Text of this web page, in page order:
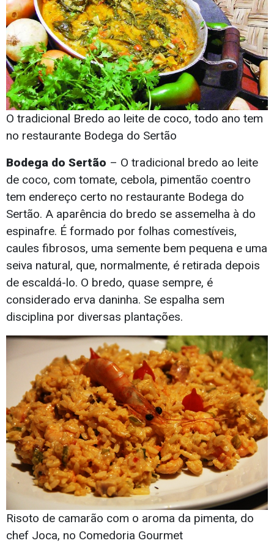
O tradicional Bredo ao leite de coco, todo ano tem
no restaurante Bodega do Sertão
Bodega do Sertão – O tradicional bredo ao leite
de coco, com tomate, cebola, pimentão coentro
tem endereço certo no restaurante Bodega do
Sertão. A aparência do bredo se assemelha à do
espinafre. É formado por folhas comestíveis,
caules fibrosos, uma semente bem pequena e uma
seiva natural, que, normalmente, é retirada depois
de escaldá-lo. O bredo, quase sempre, é
considerado erva daninha. Se espalha sem
disciplina por diversas plantações.
Risoto de camarão com o aroma da pimenta, do
chef Joca, no Comedoria Gourmet